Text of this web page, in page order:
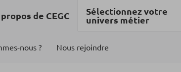
de CEGC Sélectionnez votre
univers métier
nous ? Nous rejoindre